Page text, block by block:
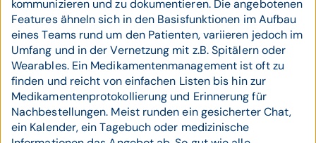
kommunizieren und zu dokumentieren. Die angebotenen
Features ähneln sich in den Basisfunktionen im Aufbau
eines Teams rund um den Patienten, variieren jedoch im
Umfang und in der Vernetzung mit z.B. Spitälern oder
Wearables. Ein Medikamentenmanagement ist oft zu
finden und reicht von einfachen Listen bis hin zur
Medikamentenprotokollierung und Erinnerung für
Nachbestellungen. Meist runden ein gesicherter Chat,
ein Kalender, ein Tagebuch oder medizinische